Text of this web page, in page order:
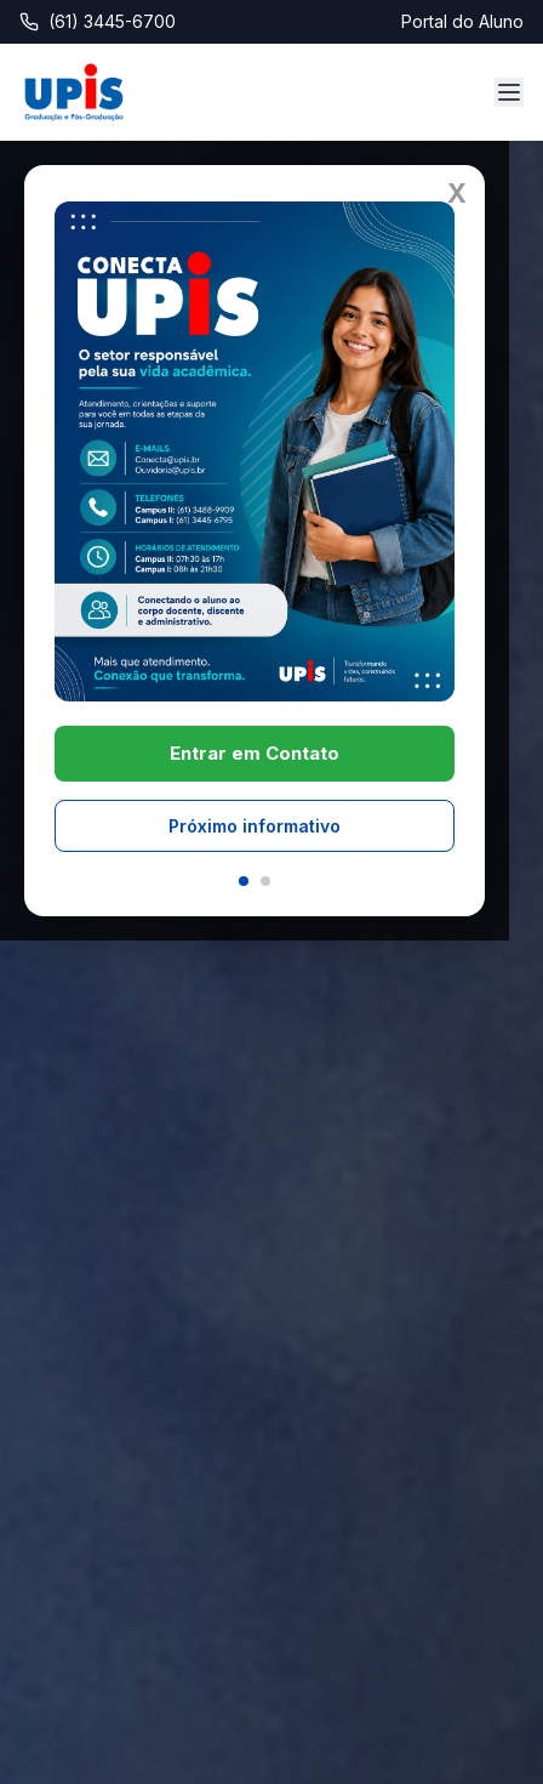
(61) 3445-6700 Portal do Aluno
X
Entrar em Contato
Próximo informativo